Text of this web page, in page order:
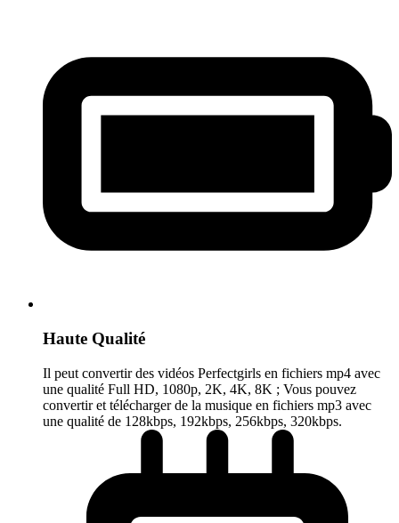
Haute Qualité
Il peut convertir des vidéos Perfectgirls en fichiers mp4 avec
une qualité Full HD, 1080p, 2K, 4K, 8K ; Vous pouvez
convertir et télécharger de la musique en fichiers mp3 avec
une qualité de 128kbps, 192kbps, 256kbps, 320kbps.